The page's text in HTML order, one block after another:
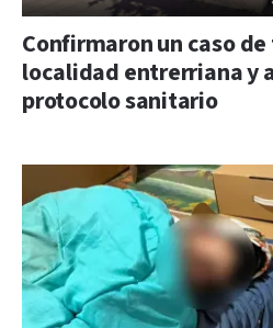
Confirmaron un caso
localidad entrerriana y
protocolo sanitario